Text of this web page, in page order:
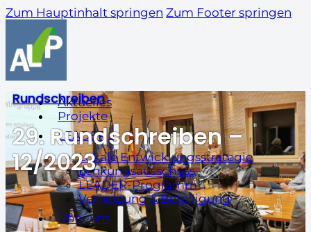
Zum Hauptinhalt springen Zum Footer springen
Aktuelles
Projekte
LEADER
Lokale Entwicklungsstrategie
Lenkungsausschuss
LEADER-Programm
Vernetzung & Beteiligung
Über uns
Rundschreiben
29. Rundschreiben –
12/2023